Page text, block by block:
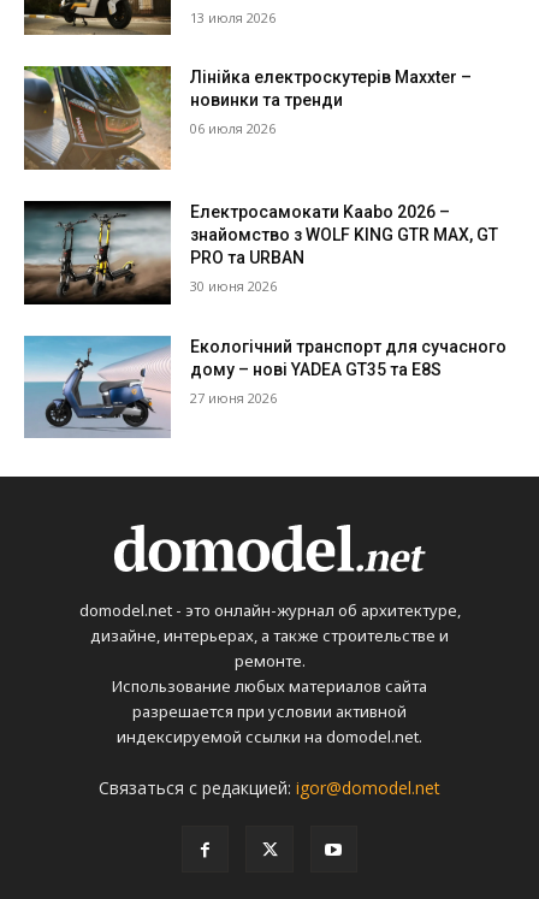
13 июля 2026
Лінійка електроскутерів Maxxter –
новинки та тренди
06 июля 2026
Електросамокати Kaabo 2026 –
знайомство з WOLF KING GTR MAX, GT
PRO та URBAN
30 июня 2026
Екологічний транспорт для сучасного
дому – нові YADEA GT35 та E8S
27 июня 2026
domodel.net - это онлайн-журнал об архитектуре,
дизайне, интерьерах, а также строительстве и
ремонте.
Использование любых материалов сайта
разрешается при условии активной
индексируемой ссылки на domodel.net.
Связаться с редакцией: igor@domodel.net